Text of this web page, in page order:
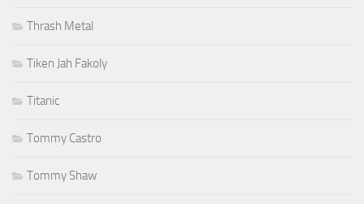
Thrash Metal
Tiken Jah Fakoly
Titanic
Tommy Castro
Tommy Shaw